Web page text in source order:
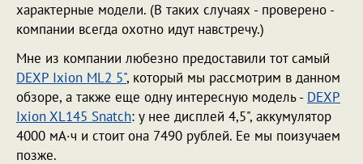
характерные модели. (В таких случаях - проверено -
компании всегда охотно идут навстречу.)
Мне из компании любезно предоставили тот самый
DEXP Ixion ML2 5", который мы рассмотрим в данном
обзоре, а также еще одну интересную модель - DEXP
Ixion XL145 Snatch: у нее дисплей 4,5", аккумулятор
4000 мА·ч и стоит она 7490 рублей. Ее мы поизучаем
позже.